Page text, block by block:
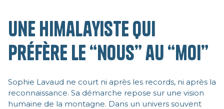
Une himalayiste qui
préfère le “nous” au “moi”
Sophie Lavaud ne court ni après les records, ni après la
reconnaissance. Sa démarche repose sur une vision
humaine de la montagne. Dans un univers souvent